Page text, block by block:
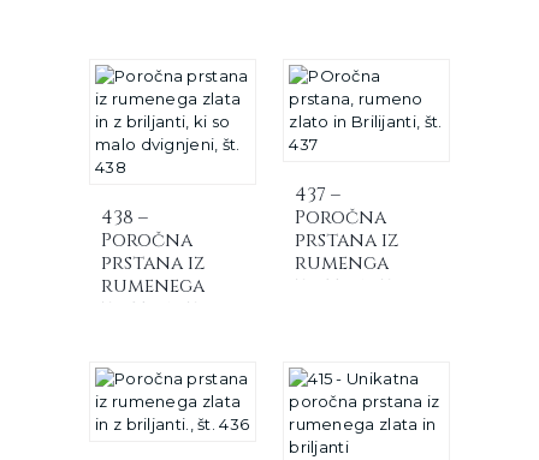
438 –
Poročna
prstana iz
rumenega
zlata in z
dvignjeni
437 –
Poročna
prstana iz
rumenga
zlata in z